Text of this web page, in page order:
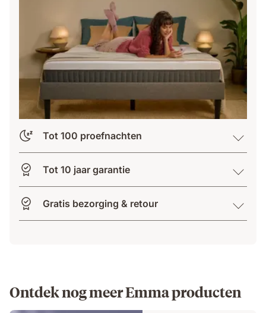
Tot 100 proefnachten
Tot 10 jaar garantie
Gratis bezorging & retour
Ontdek nog meer Emma producten